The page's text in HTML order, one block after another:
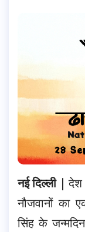
नई दिल्ली | देश
नौजवानों का
सिंह के